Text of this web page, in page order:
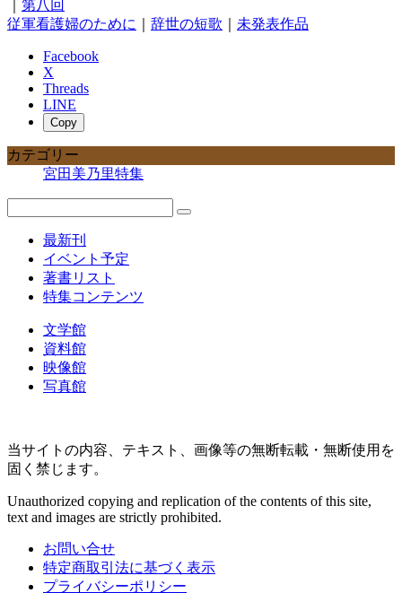
第八回
従軍看護婦のために
辞世の短歌 未発表作品
Facebook
X
Threads
LINE
Copy
カテゴリー
宮田美乃里特集
最新刊
イベント予定
著書リスト
特集コンテンツ
文学館
資料館
映像館
写真館
当サイトの内容、テキスト、画像等の無断転載・無断使用を
固く禁じます。
Unauthorized copying and replication of the contents of this site,
text and images are strictly prohibited.
お問い合せ
特定商取引法に基づく表示
プライバシーポリシー